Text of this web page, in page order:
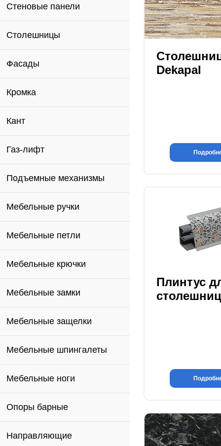
Стеновые панели
Столешницы
Фасады
Кромка
Кант
Газ-лифт
Подъемные механизмы
Мебельные ручки
Мебельные петли
Мебельные крючки
Мебельные замки
Мебельные защелки
Мебельные шпингалеты
Мебельные ноги
Опоры барные
Направляющие
Dekapal
Плинтус
столешниц